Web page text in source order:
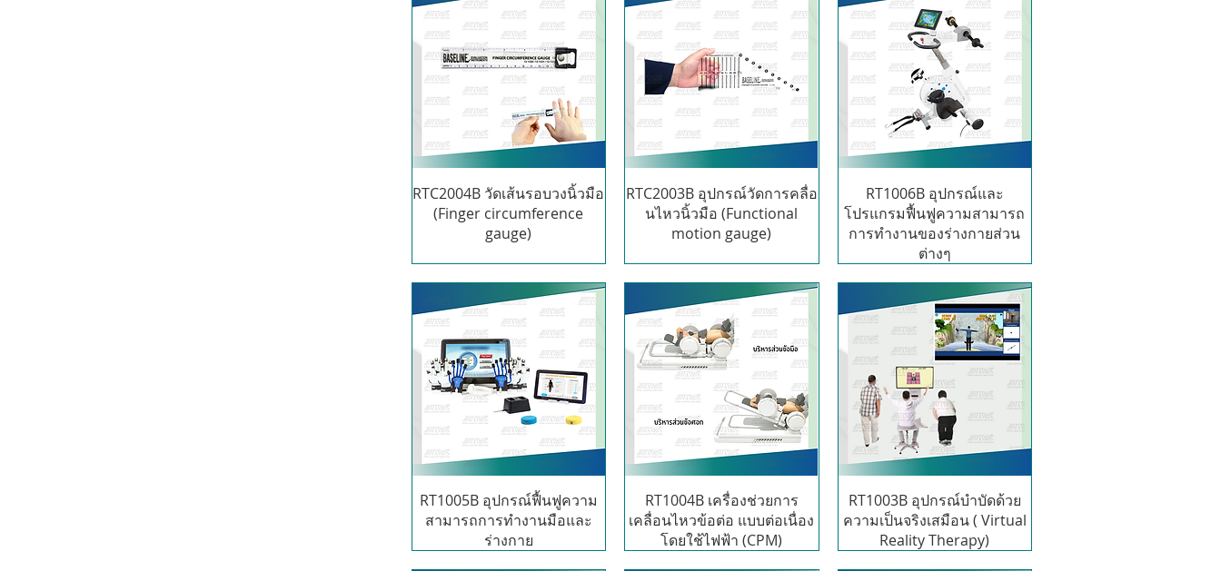
RTC2004B วัดเส้นรอบวงนิ้วมือ
(Finger circumference
gauge)
RTC2003B อุปกรณ์วัดการคลื่อ
นไหวนิ้วมือ (Functional
motion gauge)
RT1006B อุปกรณ์และ
โปรแกรมฟื้นฟูความสามารถ
การทำงานของร่างกายส่วน
ต่างๆ
RT1005B อุปกรณ์ฟื้นฟูความ
สามารถการทำงานมือและ
ร่างกาย
RT1004B เครื่องช่วยการ
เคลื่อนไหวข้อต่อ แบบต่อเนื่อง
โดยใช้ไฟฟ้า (CPM)
RT1003B อุปกรณ์บำบัดด้วย
ความเป็นจริงเสมือน ( Virtual
Reality Therapy)